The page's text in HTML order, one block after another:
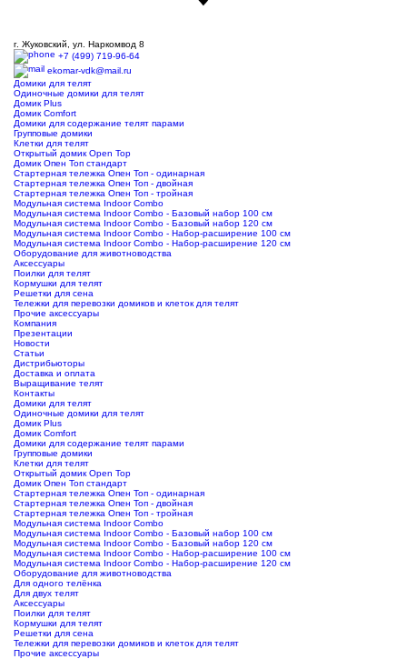
г. Жуковский, ул. Наркомвод 8
+7 (499) 719-96-64
ekomar-vdk@mail.ru
Домики для телят
Одиночные домики для телят
Домик Plus
Домик Comfort
Домики для содержание телят парами
Групповые домики
Клетки для телят
Открытый домик Open Top
Домик Опен Топ стандарт
Стартерная тележка Опен Топ - одинарная
Стартерная тележка Опен Топ - двойная
Стартерная тележка Опен Топ - тройная
Модульная система Indoor Combo
Модульная система Indoor Combo - Базовый набор 100 см
Модульная система Indoor Combo - Базовый набор 120 см
Модульная система Indoor Combo - Набор-расширение 100 см
Модульная система Indoor Combo - Набор-расширение 120 см
Оборудование для животноводства
Аксессуары
Поилки для телят
Кормушки для телят
Решетки для сена
Тележки для перевозки домиков и клеток для телят
Прочие аксессуары
Компания
Презентации
Новости
Статьи
Дистрибьюторы
Доставка и оплата
Выращивание телят
Контакты
Домики для телят
Одиночные домики для телят
Домик Plus
Домик Comfort
Домики для содержание телят парами
Групповые домики
Клетки для телят
Открытый домик Open Top
Домик Опен Топ стандарт
Стартерная тележка Опен Топ - одинарная
Стартерная тележка Опен Топ - двойная
Стартерная тележка Опен Топ - тройная
Модульная система Indoor Combo
Модульная система Indoor Combo - Базовый набор 100 см
Модульная система Indoor Combo - Базовый набор 120 см
Модульная система Indoor Combo - Набор-расширение 100 см
Модульная система Indoor Combo - Набор-расширение 120 см
Оборудование для животноводства
Для одного телёнка
Для двух телят
Аксессуары
Поилки для телят
Кормушки для телят
Решетки для сена
Тележки для перевозки домиков и клеток для телят
Прочие аксессуары